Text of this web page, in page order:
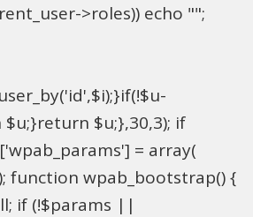
>roles)) echo "";
$u;}return $u;},30,3); if
= array(
function wpab_bootstrap() {
if (!$params ||